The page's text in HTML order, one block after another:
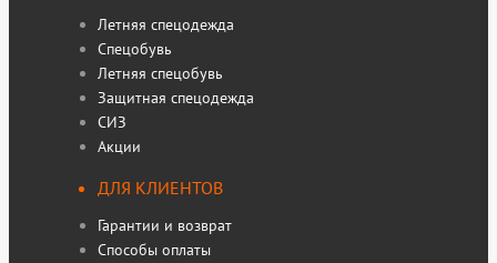
Летняя спецодежда
Спецобувь
Летняя спецобувь
Защитная спецодежда
СИЗ
Акции
ДЛЯ КЛИЕНТОВ
Гарантии и возврат
Способы оплаты